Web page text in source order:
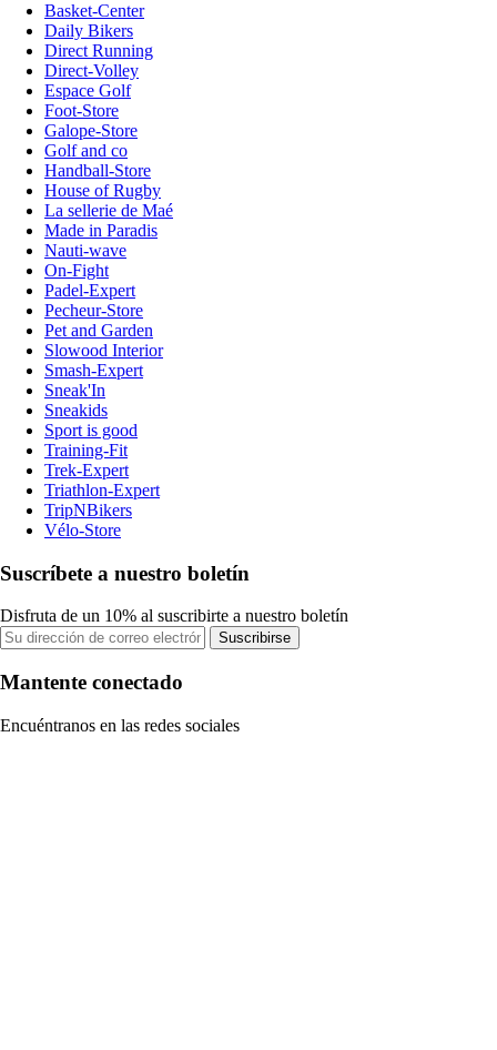
Basket-Center
Daily Bikers
Direct Running
Direct-Volley
Espace Golf
Foot-Store
Galope-Store
Golf and co
Handball-Store
House of Rugby
La sellerie de Maé
Made in Paradis
Nauti-wave
On-Fight
Padel-Expert
Pecheur-Store
Pet and Garden
Slowood Interior
Smash-Expert
Sneak'In
Sneakids
Sport is good
Training-Fit
Trek-Expert
Triathlon-Expert
TripNBikers
Vélo-Store
Suscríbete a nuestro boletín
Disfruta de un 10% al suscribirte a nuestro boletín
Suscribirse
Mantente conectado
Encuéntranos en las redes sociales